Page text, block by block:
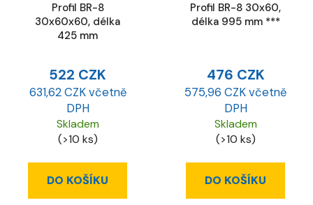
Profil BR-8
30x60x60, délka
425 mm
522 CZK
631,62 CZK včetně
DPH
Skladem
(>10 ks)
DO KOŠÍKU
Profil BR-8 30x60,
délka 995 mm ***
476 CZK
575,96 CZK včetně
DPH
Skladem
(>10 ks)
DO KOŠÍKU